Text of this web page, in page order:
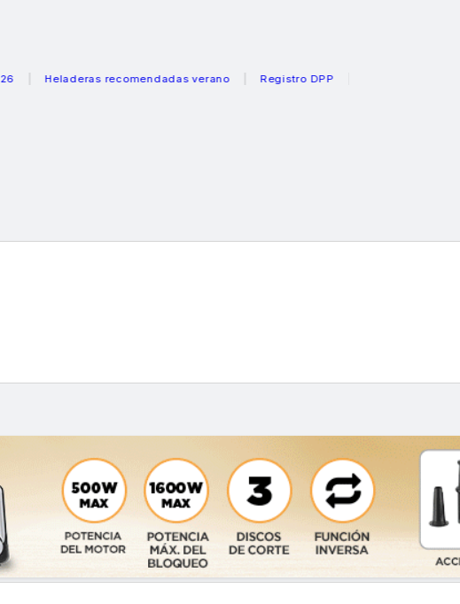
Heladeras recomendadas verano Registro DPP